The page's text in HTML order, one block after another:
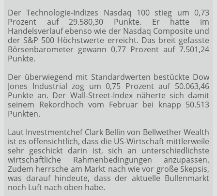
Der Technologie-Indizes Nasdaq 100 stieg um 0,73
Prozent auf 29.580,30 Punkte. Er hatte im
Handelsverlauf ebenso wie der Nasdaq Composite und
der S&P 500 Höchstwerte erreicht. Das breit gefasste
Börsenbarometer gewann 0,77 Prozent auf 7.501,24
Punkte.
Der überwiegend mit Standardwerten bestückte Dow
Jones Industrialzog um 0,75 Prozent auf 50.063,46
Punkte an. Der Wall-Street-Index näherte sich damit
seinem Rekordhoch vom Februar bei knapp 50.513
Punkten.
Laut Investmentchef Clark Bellin von Bellwether Wealth
ist es offensichtlich, dass die US-Wirtschaft mittlerweile
sehr geschickt darin ist, sich an unterschiedlichste
wirtschaftliche Rahmenbedingungen anzupassen.
Zudem herrsche am Markt nach wie vor große Skepsis,
was darauf hindeute, dass der aktuelle Bullenmarkt
noch Luft nach oben habe.